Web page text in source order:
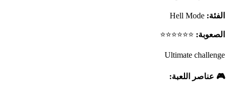
الفئة: Hell Mode
الصعوبة: ⭐⭐⭐⭐⭐⭐
Ultimate challenge
🎮 عناصر اللعبة: